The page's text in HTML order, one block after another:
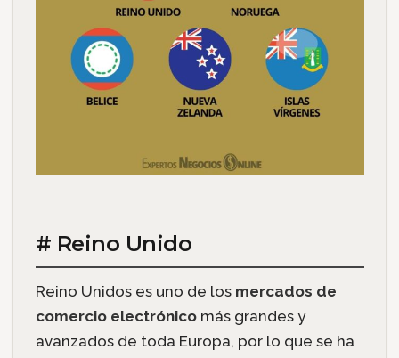
# Reino Unido
Reino Unidos es uno de los mercados de
comercio electrónico más grandes y
avanzados de toda Europa, por lo que se ha